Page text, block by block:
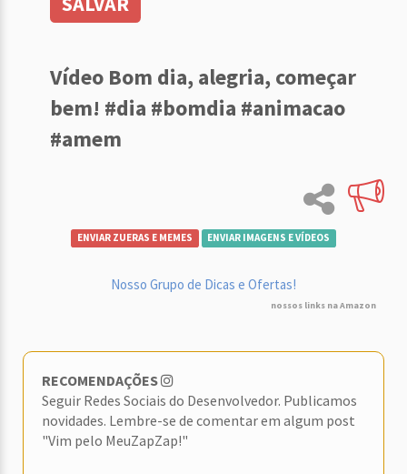
Vídeo Bom dia, alegria, começar
bem! #dia #bomdia #animacao
#amem
ENVIAR ZUERAS E MEMES ENVIAR IMAGENS E VÍDEOS
Nosso Grupo de Dicas e Ofertas!
nossos links na Amazon
RECOMENDAÇÕES
Seguir Redes Sociais do Desenvolvedor. Publicamos
novidades. Lembre-se de comentar em algum post
"Vim pelo MeuZapZap!"